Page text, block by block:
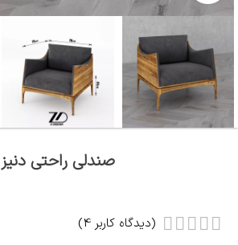
صندلی راحتی دنیز
(دیدگاه کاربر 4
)